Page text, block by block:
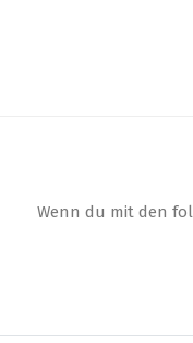
Wenn du mit den